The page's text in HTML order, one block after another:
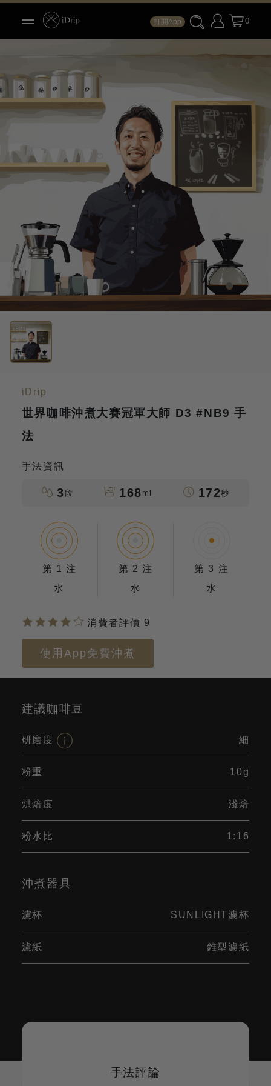
打開App 0
iDrip
世界咖啡沖煮大賽冠軍大師 D3 #NB9 手
法
手法資訊
3段 168 ml 172秒
第 1 注
水
第 2 注
水
第 3 注
水
消費者評價 9
使用App免費沖煮
建議咖啡豆
研磨度 細
粉重 10g
烘焙度 淺焙
粉水比 1:16
沖煮器具
濾杯 SUNLIGHT濾杯
濾紙 錐型濾紙
手法評論